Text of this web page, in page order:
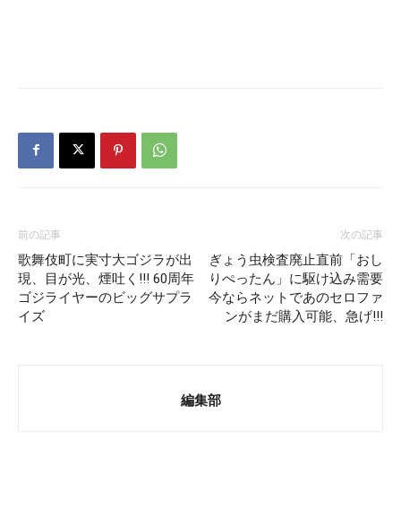
前の記事
歌舞伎町に実寸大ゴジラが出
現、目が光、煙吐く!!! 60周年
ゴジライヤーのビッグサプラ
イズ
次の記事
ぎょう虫検査廃止直前「おし
りぺったん」に駆け込み需要
今ならネットであのセロファ
ンがまだ購入可能、急げ!!!
編集部